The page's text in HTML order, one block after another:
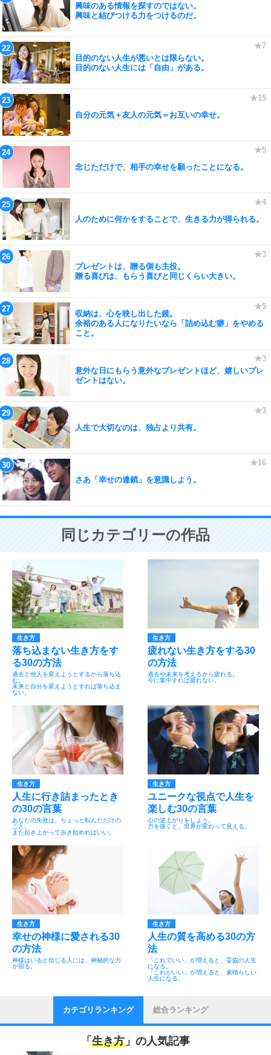
興味のある情報を探すのではない。
興味と結びつける力をつけるのだ。
目的のない人生が悪いとは限らない。
目的のない人生には「自由」がある。
自分の元気＋友人の元気＝お互いの幸せ。
念じただけで、相手の幸せを願ったことになる。
人のために何かをすることで、生きる力が得られる。
プレゼントは、贈る側も主役。
贈る喜びは、もらう喜びと同じくらい大きい。
収納は、心を映し出した鏡。
余裕のある人になりたいなら「詰め込む癖」をやめる
こと。
意外な日にもらう意外なプレゼントほど、嬉しいプレ
ゼントはない。
人生で大切なのは、独占より共有。
さあ「幸せの連鎖」を意識しよう。
同じカテゴリーの作品
生き方
落ち込まない生き方をす
る30の方法
過去と他人を変えようとするから落ち込
む。
未来と自分を変えようとすれば落ち込ま
ない。
生き方
疲れない生き方をする30
の方法
過去や未来を考えるから疲れる。
今に集中すれば疲れない。
生き方
人生に行き詰まったとき
の30の言葉
あなたの失敗は、ちょっと転んだだけの
こと。
また起き上がって歩き始めればいい。
生き方
ユニークな視点で人生を
楽しむ30の言葉
心の逆上がりをしよう。
力を抜くと、世界が変わって見える。
生き方
幸せの神様に愛される30
の方法
神様はいると信じる人には、神秘的な力
が宿る。
生き方
人生の質を高める30の方
法
「これでいい」が増えると、妥協の人生
になる。
「これがいい」が増えると、素晴らしい
人生になる。
カテゴリランキング 総合ランキング
「 生き方 」の人気記事